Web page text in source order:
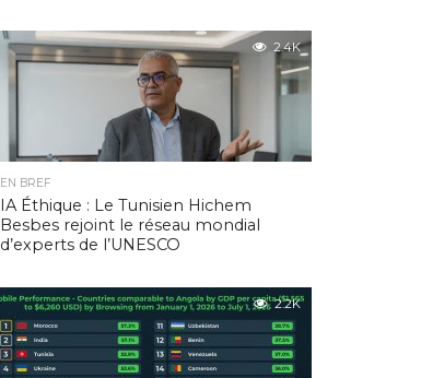
2.4K
EN BREF
IA Éthique : Le Tunisien Hichem
Besbes rejoint le réseau mondial
d’experts de l’UNESCO
2.2K